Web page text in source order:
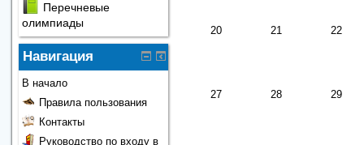
20 21 22
27 28 29
Перечневые
олимпиады
Навигация
В начало
Правила пользования
Контакты
Руководство по входу в